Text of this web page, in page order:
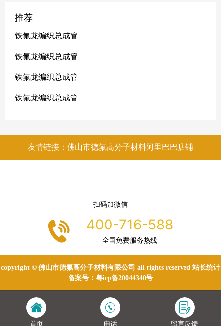
推荐
铁氟龙编织总成管
铁氟龙编织总成管
铁氟龙编织总成管
铁氟龙编织总成管
友情链接：佛山市德氟高分子材料阿里巴巴店铺
扫码加微信
400-716-588
全国免费服务热线
copyright © 佛山市德氟高分子材料有限公司 all rights reserved 站长统计
备案号： 粤icp备20044340号
首页 电话 留言反馈